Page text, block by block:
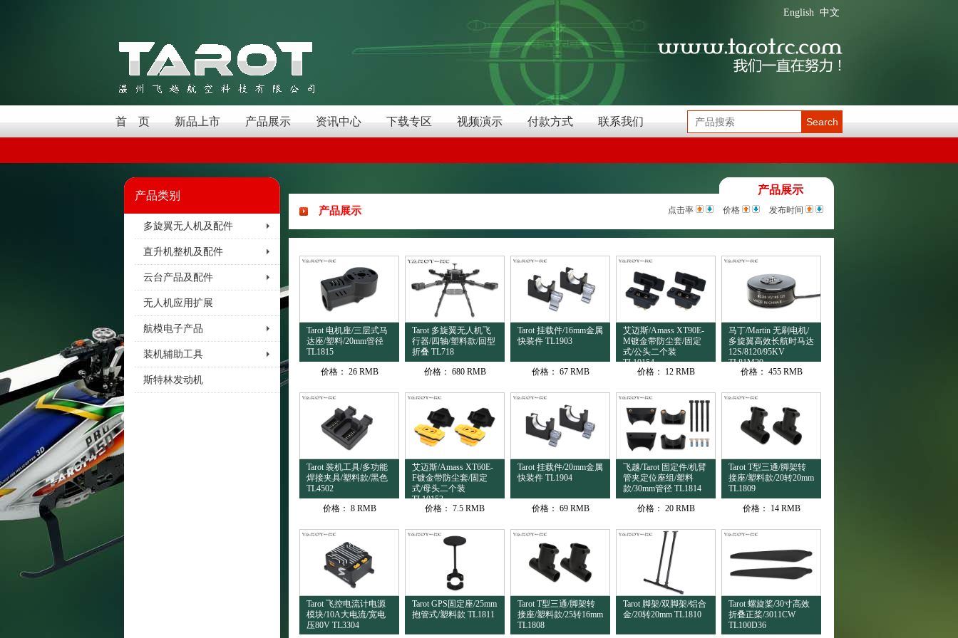
中文
English
首 页 新品上市 产品展示 资讯中心 下载专区 视频演示 付款方式 联系我们 Search
产品类别
多旋翼无人机及配件
直升机整机及配件
云台产品及配件
无人机应用扩展
航模电子产品
装机辅助工具
斯特林发动机
产品展示
产品展示 点击率 价格 发布时间
Tarot 电机座/三层式马
达座/塑料/20mm管径
TL1815
价格： 26 RMB
Tarot 多旋翼无人机飞
行器/四轴/塑料款/回型
折叠 TL718
价格： 680 RMB
Tarot 挂载件/16mm金属
快装件 TL1903
价格： 67 RMB
艾迈斯/Amass XT90E-
M镀金带防尘套/固定
式/公头二个装
TL10154
价格：
12 RMB
马丁/Martin 无刷电机/
多旋翼高效长航时马达
12S/8120/95KV
TL81M20
价格： 455 RMB
Tarot 装机工具/多功能
焊接夹具/塑料款/黑色
TL4502
价格： 8 RMB
艾迈斯/Amass XT60E-
F镀金带防尘套/固定
式/母头二个装
TL10153
价格： 7.5 RMB
Tarot 挂载件/20mm金属
快装件 TL1904
价格： 69 RMB
飞越/Tarot 固定件/机臂
管夹定位座组/塑料
款/30mm管径 TL1814
价格： 20 RMB
Tarot T型三通/脚架转
接座/塑料款/20转20mm
TL1809
价格：
14 RMB
Tarot 飞控电流计电源
模块/10A大电流/宽电
压80V TL3304
Tarot GPS固定座/25mm
抱管式/塑料款 TL1811
Tarot T型三通/脚架转
接座/塑料款/25转16mm
TL1808
Tarot 脚架/双脚架/铝合
金/20转20mm TL1810
Tarot 螺旋桨/30寸高效
折叠正桨/3011CW
TL100D36